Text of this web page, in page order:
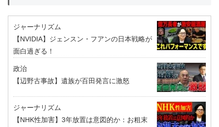
ジャーナリズム
【NVIDIA】ジェンスン・フアンの日本戦略が
面白過ぎる！
政治
【辺野古事故】遺族が百田発言に激怒
ジャーナリズム
【NHK性加害】3年放置は意図的か：お粗末